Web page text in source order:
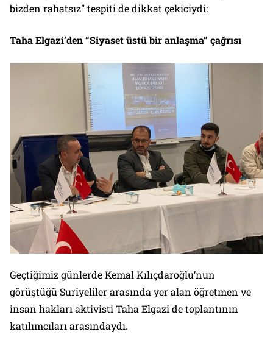
bizden rahatsız” tespiti de dikkat çekiciydi:
Taha Elgazi’den “Siyaset üstü bir anlaşma” çağrısı
Geçtiğimiz günlerde Kemal Kılıçdaroğlu’nun
görüştüğü Suriyeliler arasında yer alan öğretmen ve
insan hakları aktivisti Taha Elgazi de toplantının
katılımcıları arasındaydı.